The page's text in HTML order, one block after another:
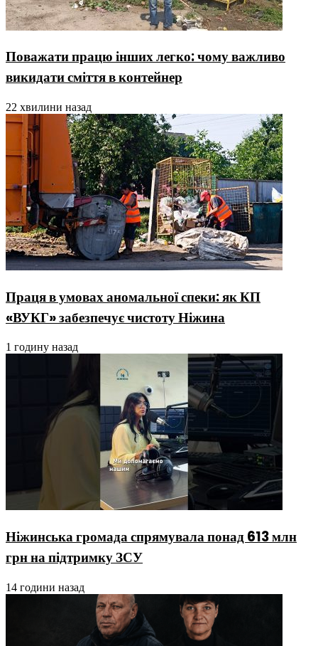
Поважати працю інших легко: чому важливо
викидати сміття в контейнер
22 хвилини назад
Праця в умовах аномальної спеки: як КП
«ВУКГ» забезпечує чистоту Ніжина
1 годину назад
Ніжинська громада спрямувала понад 613 млн
грн на підтримку ЗСУ
14 години назад